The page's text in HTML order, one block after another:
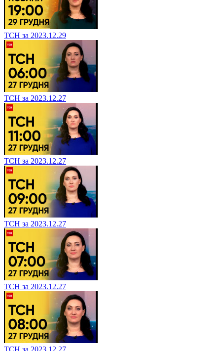
ТСН за 2023.12.29
ТСН за 2023.12.27
ТСН за 2023.12.27
ТСН за 2023.12.27
ТСН за 2023.12.27
ТСН за 2023.12.27